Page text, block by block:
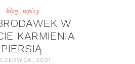
blog, wpisy
W
KARMIENIA
PIERSIĄ
2021